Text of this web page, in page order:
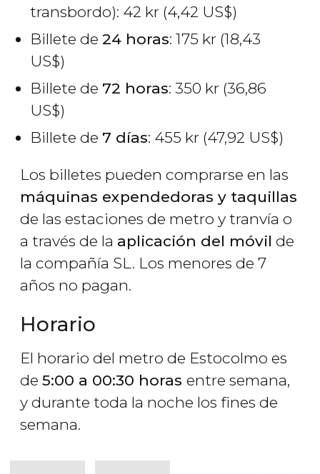
transbordo): 42 kr (4,42 US$)
Billete de 24 horas: 175 kr (18,43
US$)
Billete de 72 horas: 350 kr (36,86
US$)
Billete de 7 días: 455 kr (47,92 US$)
Los billetes pueden comprarse en las
máquinas expendedoras y taquillas
de las estaciones de metro y tranvía o
a través de la aplicación del móvil de
la compañía SL. Los menores de 7
años no pagan.
Horario
El horario del metro de Estocolmo es
de 5:00 a 00:30 horas entre semana,
y durante toda la noche los fines de
semana.